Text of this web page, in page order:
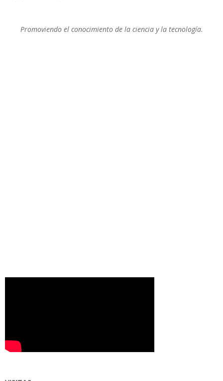
Promoviendo el conocimiento de la ciencia y la tecnología.